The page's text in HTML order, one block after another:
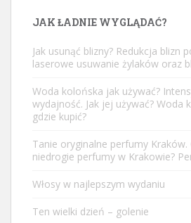
JAK ŁADNIE WYGLĄDAĆ?
Jak usunąć blizny? Redukcja blizn
laserowe usuwanie żylaków oraz
Woda kolońska jak używać?
wydajność. Jak jej używać? Woda
gdzie kupić?
Tanie oryginalne perfumy Kraków.
niedrogie perfumy w Krakowie?
Włosy w najlepszym wydaniu
Ten wielki dzień – golenie